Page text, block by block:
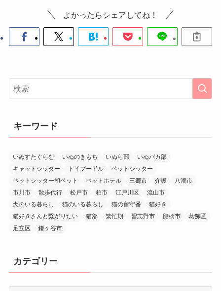
よかったらシェアしてね！
キーワード
いぬすたぐらむ いぬのきもち いぬら部
いぬバカ部
キャットシッター
トイプードル
ペットシッター
ペットシッター和ペット
ペットホテル 三郷市 介護
八潮市
市川市
散歩代行 松戸市 柏市 江戸川区
流山市
犬のいる暮らし
猫のいる暮らし 猫の留守番
猫好き
猫好きさんと繋がりたい
猫部 繁忙期 習志野市 船橋市
葛飾区
足立区
鎌ヶ谷市
カテゴリー